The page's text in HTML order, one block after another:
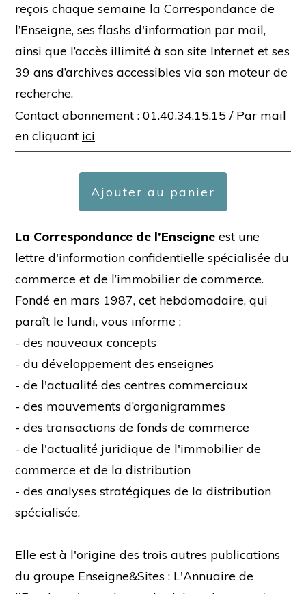
reçois chaque semaine la Correspondance de
l’Enseigne, ses flashs d'information par mail,
ainsi que l’accès illimité à son site Internet et ses
39 ans d’archives accessibles via son moteur de
recherche.
Contact abonnement : 01.40.34.15.15 / Par mail
en cliquant ici
Ajouter au panier
La Correspondance de l’Enseigne est une
lettre d'information confidentielle spécialisée du
commerce et de l’immobilier de commerce.
Fondé en mars 1987, cet hebdomadaire, qui
paraît le lundi, vous informe :
- des nouveaux concepts
- du développement des enseignes
- de l'actualité des centres commerciaux
- des mouvements d’organigrammes
- des transactions de fonds de commerce
- de l'actualité juridique de l'immobilier de
commerce et de la distribution
- des analyses stratégiques de la distribution
spécialisée.
Elle est à l'origine des trois autres publications
du groupe Enseigne&Sites : L'Annuaire de